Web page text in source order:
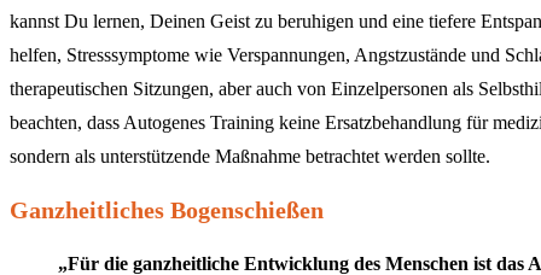
kannst Du lernen, Deinen Geist zu beruhigen und eine tiefere
helfen, Stresssymptome wie Verspannungen, Angstzustände und
therapeutischen Sitzungen, aber auch von Einzelpersonen als
beachten, dass Autogenes Training keine Ersatzbehandlung für
sondern als unterstützende Maßnahme betrachtet werden sollte.
Ganzheitliches Bogenschießen
„Für die ganzheitliche Entwicklung des Menschen ist das